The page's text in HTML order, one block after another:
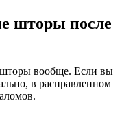
шторы после
вообще. Если вы
в расправленном